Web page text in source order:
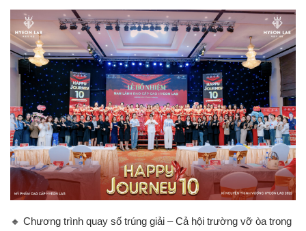
🔸 Chương trình quay số trúng giải – Cả hội trường vỡ òa trong